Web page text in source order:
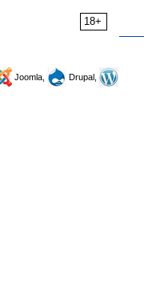
18+
Joomla,
Drupal,